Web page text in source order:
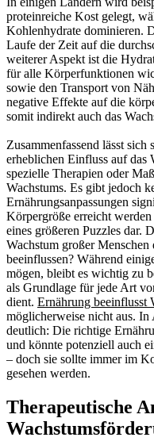
proteinreiche Kost gelegt,
Kohlenhydrate dominieren.
Laufe der Zeit auf die
weiterer Aspekt ist die
für alle Körperfunktionen
sowie den Transport von
negative Effekte auf die
somit indirekt auch das
Zusammenfassend lässt
erheblichen Einfluss auf das
spezielle Therapien oder
Wachstums. Es gibt jedoch
Ernährungsanpassungen
Körpergröße erreicht
eines größeren Puzzles dar.
Wachstum großer
beeinflussen? Während
mögen, bleibt es wichtig zu
als Grundlage für jede Art
dient. Ernährung beeinflusst
möglicherweise nicht aus.
deutlich: Die richtige
und könnte potenziell auch
– doch sie sollte immer im
gesehen werden.
Therapeutische